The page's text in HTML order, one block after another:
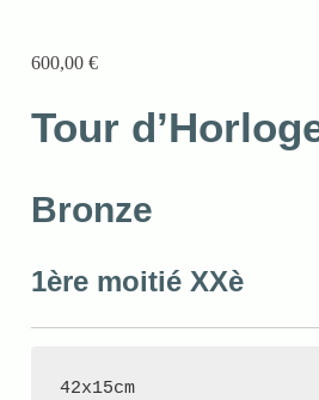
600,00€
Tour
Bronze
1ère moitié XXè
42x15cm